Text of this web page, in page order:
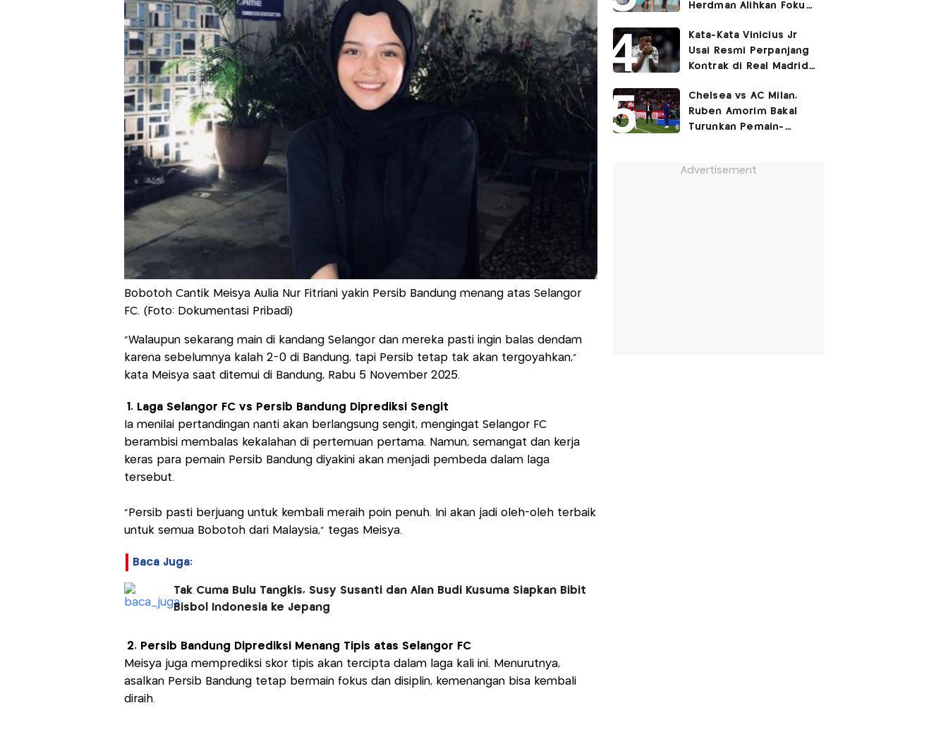
Bobotoh Cantik Meisya Aulia Nur Fitriani yakin Persib Bandung menang atas Selangor
FC. (Foto: Dokumentasi Pribadi)
“Walaupun sekarang main di kandang Selangor dan mereka pasti ingin balas dendam
karena sebelumnya kalah 2-0 di Bandung, tapi Persib tetap tak akan tergoyahkan,”
kata Meisya saat ditemui di Bandung, Rabu 5 November 2025.
1. Laga Selangor FC vs Persib Bandung Diprediksi Sengit
Ia menilai pertandingan nanti akan berlangsung sengit, mengingat Selangor FC
berambisi membalas kekalahan di pertemuan pertama. Namun, semangat dan kerja
keras para pemain Persib Bandung diyakini akan menjadi pembeda dalam laga
tersebut.
“Persib pasti berjuang untuk kembali meraih poin penuh. Ini akan jadi oleh-oleh terbaik
untuk semua Bobotoh dari Malaysia,” tegas Meisya.
Baca Juga:
Tak Cuma Bulu Tangkis, Susy Susanti dan Alan Budi Kusuma Siapkan Bibit
Bisbol Indonesia ke Jepang
2. Persib Bandung Diprediksi Menang Tipis atas Selangor FC
Meisya juga memprediksi skor tipis akan tercipta dalam laga kali ini. Menurutnya,
asalkan Persib Bandung tetap bermain fokus dan disiplin, kemenangan bisa kembali
diraih.
Herdman Alihkan Fokus
FIFA ASEAN Cup
Kata-Kata Vinicius Jr
Usai Resmi Perpanjang
Kontrak di Real Madrid
Chelsea vs AC Milan,
Ruben Amorim Bakal
Turunkan Pemain-
Advertisement